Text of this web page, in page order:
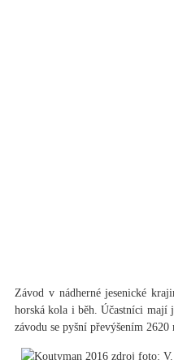
Závod v nádherné jesenické
horská kola i běh. Účastníci mají
závodu se pyšní převýšením 2620